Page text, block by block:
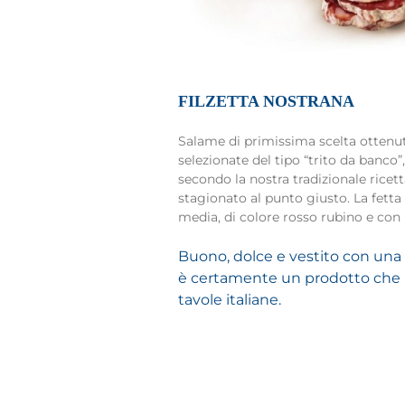
FILZETTA NOSTRANA
Salame di primissima scelta
selezionate del tipo “trito da
secondo la nostra tradizionale
stagionato al punto giusto. La fetta
media, di colore rosso rubino e
Buono, dolce e vestito con
è certamente un prodotto che
tavole italiane.